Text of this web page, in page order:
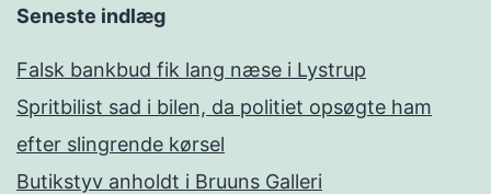
Seneste indlæg
Falsk bankbud fik lang næse i Lystrup
Spritbilist sad i bilen, da politiet opsøgte ham
efter slingrende kørsel
Butikstyv anholdt i Bruuns Galleri